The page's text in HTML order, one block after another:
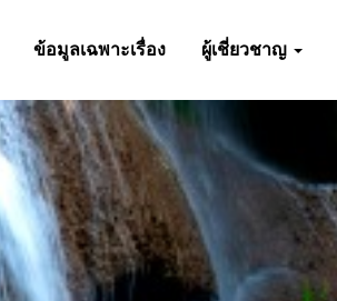
ข้อมูลเฉพาะเรื่อง ผู้เชี่ยวชาญ